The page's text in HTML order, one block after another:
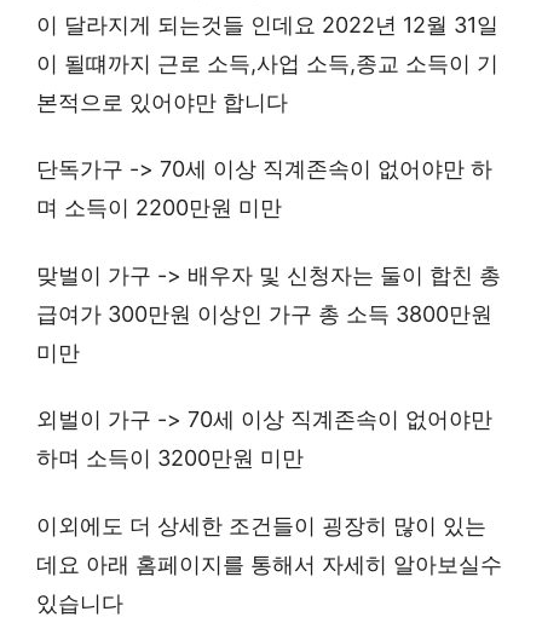
이 달라지게 되는것들 인데요 2022년 12월 31일
이 될떄까지 근로 소득,사업 소득,종교 소득이 기
본적으로 있어야만 합니다
단독가구 -> 70세 이상 직계존속이 없어야만 하
며 소득이 2200만원 미만
맞벌이 가구 -> 배우자 및 신청자는 둘이 합친 총
급여가 300만원 이상인 가구 총 소득 3800만원
미만
외벌이 가구 -> 70세 이상 직계존속이 없어야만
하며 소득이 3200만원 미만
이외에도 더 상세한 조건들이 굉장히 많이 있는
데요 아래 홈페이지를 통해서 자세히 알아보실수
있습니다